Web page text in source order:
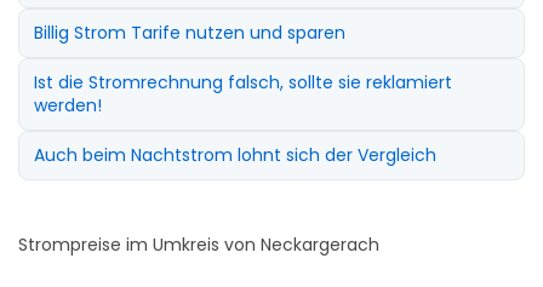
Billig Strom Tarife nutzen und sparen
Ist die Stromrechnung falsch, sollte sie reklamiert
werden!
Auch beim Nachtstrom lohnt sich der Vergleich
Strompreise im Umkreis von Neckargerach